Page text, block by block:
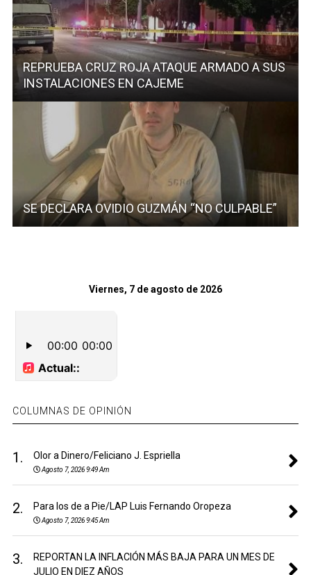
REPRUEBA CRUZ ROJA ATAQUE ARMADO A SUS
INSTALACIONES EN CAJEME
SE DECLARA OVIDIO GUZMÁN “NO CULPABLE”
Viernes, 7 de agosto de 2026
COLUMNAS DE OPINIÓN
1. Olor a Dinero/Feliciano J. Espriella
Agosto 7, 2026 9:49 Am
2. Para los de a Pie/LAP Luis Fernando Oropeza
Agosto 7, 2026 9:45 Am
3.
REPORTAN LA INFLACIÓN MÁS BAJA PARA UN MES DE
JULIO EN DIEZ AÑOS